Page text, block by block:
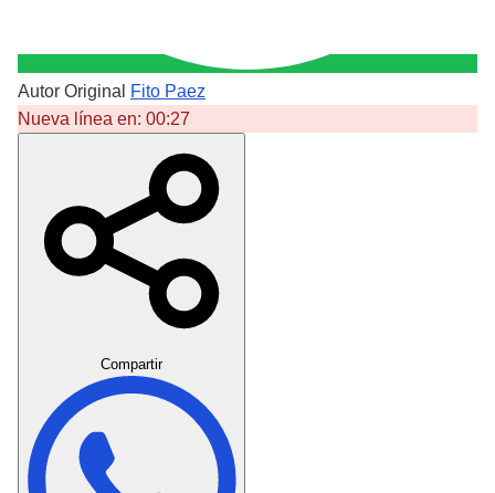
Autor Original
Fito Paez
Nueva línea en: 00:27
Compartir